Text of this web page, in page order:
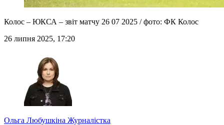
Колос – ЮКСА – звіт матчу 26 07 2025 / фото: ФК Колос
26 липня 2025, 17:20
Ольга Любушкіна Журналістка